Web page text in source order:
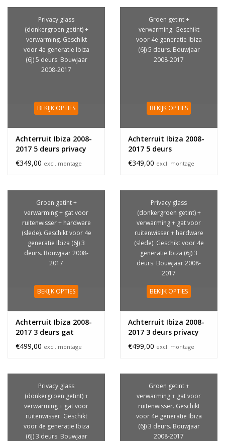
Privacy glass
(donkergroen getint) +
verwarming. Geschikt
voor 4e generatie Ibiza
(6J) 5 deurs. Bouwjaar
2008-2017
BEKIJK OPTIES
Achterruit Ibiza 2008-
2017 5 deurs privacy
glass
€349,00 excl. montage
Groen getint +
verwarming. Geschikt
voor 4e generatie Ibiza
(6J) 5 deurs. Bouwjaar
2008-2017
BEKIJK OPTIES
Achterruit Ibiza 2008-
2017 5 deurs
€349,00 excl. montage
Groen getint +
verwarming + gat voor
ruitenwisser + hardware
(slede). Geschikt voor 4e
generatie Ibiza (6J) 3
deurs. Bouwjaar 2008-
2017
BEKIJK OPTIES
Achterruit Ibiza 2008-
2017 3 deurs gat
hardware
€499,00 excl. montage
Privacy glass
(donkergroen getint) +
verwarming + gat voor
ruitenwisser + hardware
(slede). Geschikt voor 4e
generatie Ibiza (6J) 3
deurs. Bouwjaar 2008-
2017
BEKIJK OPTIES
Achterruit Ibiza 2008-
2017 3 deurs privacy
glass hardware
€499,00 excl. montage
Privacy glass
(donkergroen getint) +
verwarming + gat voor
ruitenwisser. Geschikt
voor 4e generatie Ibiza
(6J) 3 deurs. Bouwjaar
Groen getint +
verwarming + gat voor
ruitenwisser. Geschikt
voor 4e generatie Ibiza
(6J) 3 deurs. Bouwjaar
2008-2017